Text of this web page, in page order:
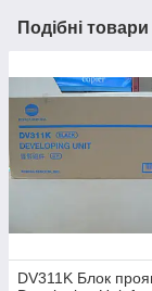
Подібні товари
DV311K Блок